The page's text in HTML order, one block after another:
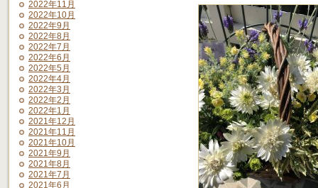
2022年11月
2022年10月
2022年9月
2022年8月
2022年7月
2022年6月
2022年5月
2022年4月
2022年3月
2022年2月
2022年1月
2021年12月
2021年11月
2021年10月
2021年9月
2021年8月
2021年7月
2021年6月